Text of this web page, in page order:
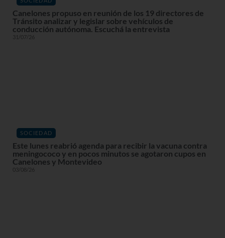
Canelones propuso en reunión de los 19 directores de
Tránsito analizar y legislar sobre vehículos de
conducción autónoma. Escuchá la entrevista
31/07/26
SOCIEDAD
Este lunes reabrió agenda para recibir la vacuna contra
meningococo y en pocos minutos se agotaron cupos en
Canelones y Montevideo
03/08/26